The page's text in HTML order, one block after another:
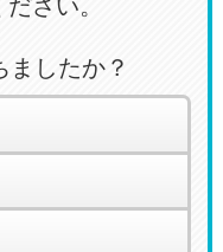
さい。
したか？